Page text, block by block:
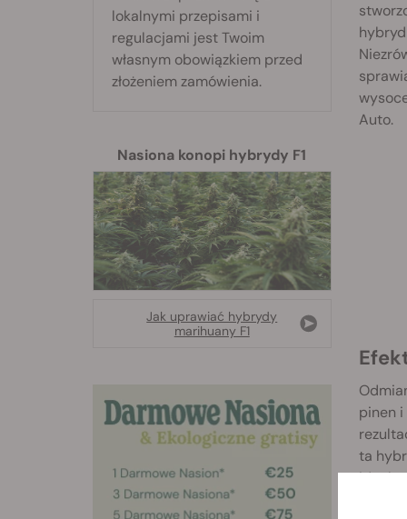
Auto.
pinen
ta
lokalnymi przepisami i
regulacjami jest Twoim
własnym obowiązkiem przed
złożeniem zamówienia.
Nasiona konopi hybrydy F1
Jak uprawiać hybrydy
marihuany F1